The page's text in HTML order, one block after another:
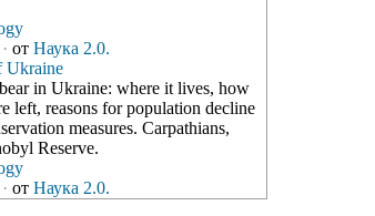
· от Наука 2.0.
Ukraine
in Ukraine: where it lives, how
left, reasons for population decline
measures. Carpathians,
Reserve.
· от Наука 2.0.